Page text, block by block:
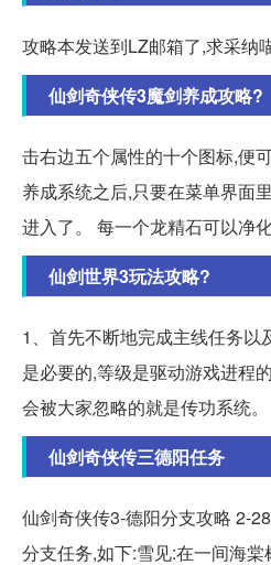
攻略本发送到LZ邮箱了,求采纳
仙剑奇侠传3魔剑养成攻略?
击右边五个属性的十个图标,便
养成系统之后,只要在菜单界面
进入了。 每一个龙精石可以净
仙剑世界3玩法攻略?
1、首先不断地完成主线任务以
是必要的,等级是驱动游戏进程
会被大家忽略的就是传功系统。
仙剑奇侠传三德阳任务
仙剑奇侠传3-德阳分支攻略 2-
分支任务,如下:雪见:在一间海